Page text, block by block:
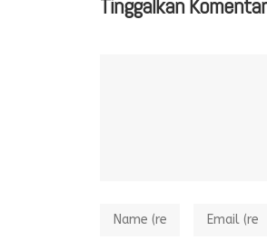
Tinggalkan Komentar